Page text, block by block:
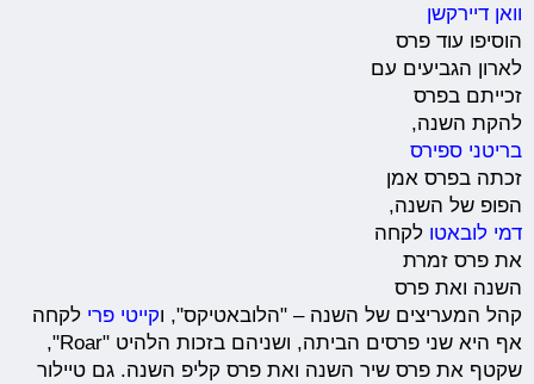
וואן דיירקשן
הוסיפו עוד פרס
לארון הגביעים עם
זכייתם בפרס
להקת השנה,
בריטני ספירס
זכתה בפרס אמן
הפופ של השנה,
דמי לובאטו לקחה
את פרס זמרת
השנה ואת פרס
קהל המעריצים של השנה – "הלובאטיקס", וקייטי פרי לקחה
אף היא שני פרסים הביתה, ושניהם בזכות הלהיט "Roar",
שקטף את פרס שיר השנה ואת פרס קליפ השנה. גם טיילור